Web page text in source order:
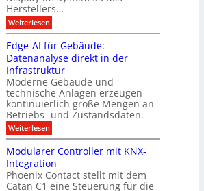
o
g
e
s
n
g
m
i
t
A
n
s
a
g
r
a
u
u
e
s
A
u
s
b
i
l
d
u
n
g
s
z
e
x
p
o
M
ü
n
c
h
e
n
2
0
2
6
g
e
h
t
e
Herstellers…
Weiterlesen:
S
m
a
r
t
e
r
T
a
s
t
s
n
s
o
r
Edge-AI für Gebäude:
Datenanalyse direkt in der
Infrastruktur
Moderne Gebäude und
technische Anlagen erzeugen
kontinuierlich große Mengen an
Betriebs- und Zustandsdaten.
Weiterlesen:
E
g
e
-
A
Modularer Controller mit KNX-
Integration
Phoenix Contact stellt mit dem
Catan C1 eine Steuerung für die